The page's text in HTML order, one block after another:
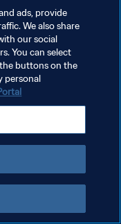
سياسة الخصوصية
إدارة تفضيلات ملفات تعريف
ads, provide
We also share
our social
You can select
buttons on the
personal